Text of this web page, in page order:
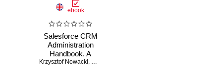
ebook
Salesforce CRM
Administration
Handbook. A
comprehensive
Krzysztof Nowacki, Mateusz Twarożek